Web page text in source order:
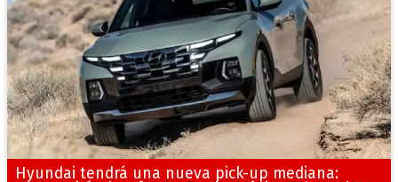
Hyundai tendrá una nueva pick-up mediana: